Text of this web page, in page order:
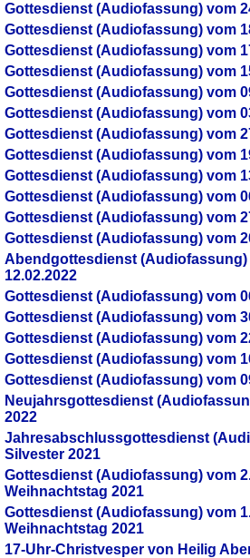
Gottesdienst (Audiofassung) vom
Gottesdienst (Audiofassung) vom
Gottesdienst (Audiofassung) vom
Gottesdienst (Audiofassung) vom
Gottesdienst (Audiofassung) vom
Gottesdienst (Audiofassung) vom
Gottesdienst (Audiofassung) vom
Gottesdienst (Audiofassung) vom
Gottesdienst (Audiofassung) vom
Gottesdienst (Audiofassung) vom
Gottesdienst (Audiofassung) vom
Gottesdienst (Audiofassung) vom
Abendgottesdienst (Audiofassung)
12.02.2022
Gottesdienst (Audiofassung) vom
Gottesdienst (Audiofassung) vom
Gottesdienst (Audiofassung) vom
Gottesdienst (Audiofassung) vom
Gottesdienst (Audiofassung) vom
Neujahrsgottesdienst
2022
Jahresabschlussgottesdienst
Silvester 2021
Gottesdienst (Audiofassung) vom
Weihnachtstag 2021
Gottesdienst (Audiofassung) vom
Weihnachtstag 2021
17-Uhr-Christvesper von Heilig